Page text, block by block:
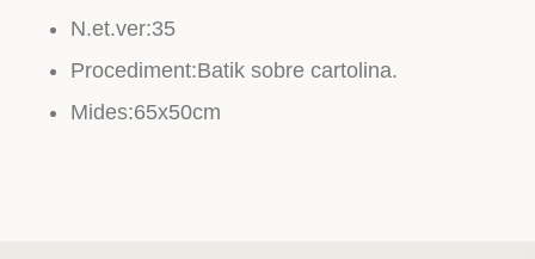
N.et.ver:35
Procediment:Batik sobre cartolina.
Mides:65x50cm